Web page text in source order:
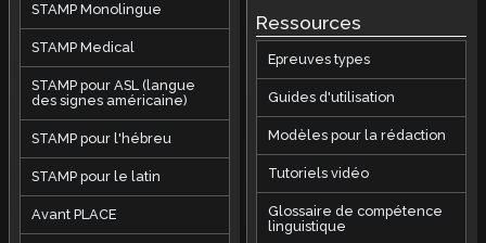
STAMP Monolingue
STAMP Medical
STAMP pour ASL (langue
des signes américaine)
STAMP pour l'hébreu
STAMP pour le latin
Avant PLACE
Ressources
Epreuves types
Guides d'utilisation
Modèles pour la rédaction
Tutoriels vidéo
Glossaire de compétence
linguistique